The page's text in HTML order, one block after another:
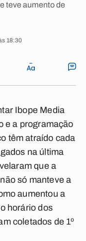
teve aumento de
18:30
Ibope Media
e a programação
têm atraído cada
na última
que a
só manteve a
aumentou a
horário dos
coletados de 1º